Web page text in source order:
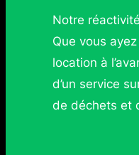
Notre
Que vous
location à
d’un service
de déchets et